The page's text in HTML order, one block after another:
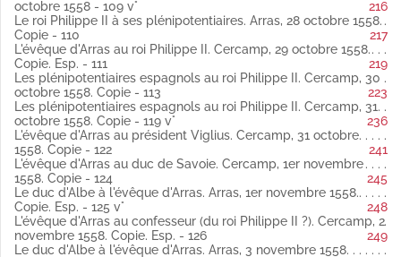
del mes de jullio año... de mil V y doze. » (Publié par Weiss).
Fol. 67 vo « Le premier escrit donné par les François touchant
le Piedmont. Cercamp, en octobre 1558 » latin
Copie (Publié par Weiss).
Fol. 68 « Response à l'escript des François touchant le
particulier du duc de Savoie. En l'abbaye de Cercamp, en
octobre 1558 » latin
Copie (Publié par Weiss).
Fol. 69 Le roi Philippe II à ses plénipotentiaires. Du camp près
Auxy-le-Château, 18 octobre 1558 latin
Copie.
Fol. 69 vo Les plénipotentiaires espagnols au roi Philippe II.
Cercamp, 20 octobre 1558 latin
Copie (Publié par Weiss).
Fol. 73 « Les articles que madame de Lorraine fait proposer
aux députés pour la paix touchant les affaires du duc de
Lorraine, son fils » latin
octobre 1558 - 109 v°
216
Le roi Philippe II à ses plénipotentiaires. Arras, 28 octobre 1558.
Copie - 110
217
L'évêque d'Arras au roi Philippe II. Cercamp, 29 octobre 1558.
Copie. Esp. - 111
219
Les plénipotentiaires espagnols au roi Philippe II. Cercamp, 30
octobre 1558. Copie - 113
223
Les plénipotentiaires espagnols au roi Philippe II. Cercamp, 31
octobre 1558. Copie - 119 v°
236
L'évêque d'Arras au président Viglius. Cercamp, 31 octobre
1558. Copie - 122
241
L'évêque d'Arras au duc de Savoie. Cercamp, 1er novembre
1558. Copie - 124
245
Le duc d'Albe à l'évêque d'Arras. Arras, 1er novembre 1558.
Copie. Esp. - 125 v°
248
L'évêque d'Arras au confesseur (du roi Philippe II ?). Cercamp, 2
novembre 1558. Copie. Esp. - 126
249
Le duc d'Albe à l'évêque d'Arras. Arras, 3 novembre 1558.